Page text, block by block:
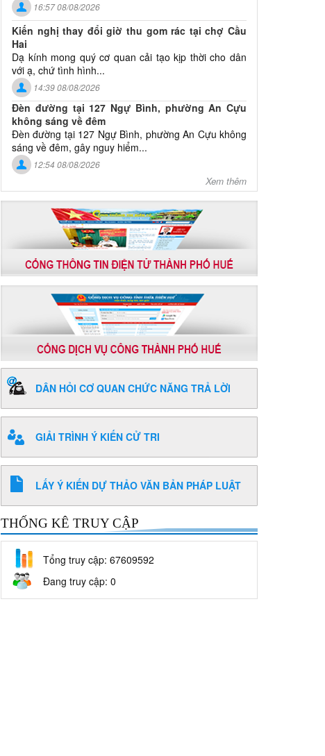
16:57 08/08/2026
Kiến nghị thay đổi giờ thu gom rác tại chợ Cầu
Hai
Dạ kính mong quý cơ quan cải tạo kịp thời cho dân
với ạ, chứ tình hình...
14:39 08/08/2026
Đèn đường tại 127 Ngự Bình, phường An Cựu
không sáng về đêm
Đèn đường tại 127 Ngự Bình, phường An Cựu không
sáng về đêm, gây nguy hiểm...
12:54 08/08/2026
Xem thêm
DÂN HỎI CƠ QUAN CHỨC NĂNG TRẢ LỜI
GIẢI TRÌNH Ý KIẾN CỬ TRI
LẤY Ý KIẾN DỰ THẢO VĂN BẢN PHÁP LUẬT
THỐNG KÊ TRUY CẬP
Tổng truy cập: 67609592
Đang truy cập: 0